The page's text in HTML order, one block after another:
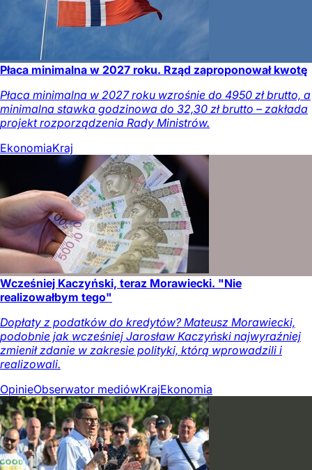
Płaca minimalna w 2027 roku. Rząd zaproponował kwotę
Płaca minimalna w 2027 roku wzrośnie do 4950 zł brutto, a
minimalna stawka godzinowa do 32,30 zł brutto – zakłada
projekt rozporządzenia Rady Ministrów.
EkonomiaKraj
Wcześniej Kaczyński, teraz Morawiecki. "Nie
realizowałbym tego"
Dopłaty z podatków do kredytów? Mateusz Morawiecki,
podobnie jak wcześniej Jarosław Kaczyński najwyraźniej
zmienił zdanie w zakresie polityki, którą wprowadzili i
realizowali.
OpinieObserwator mediówKrajEkonomia